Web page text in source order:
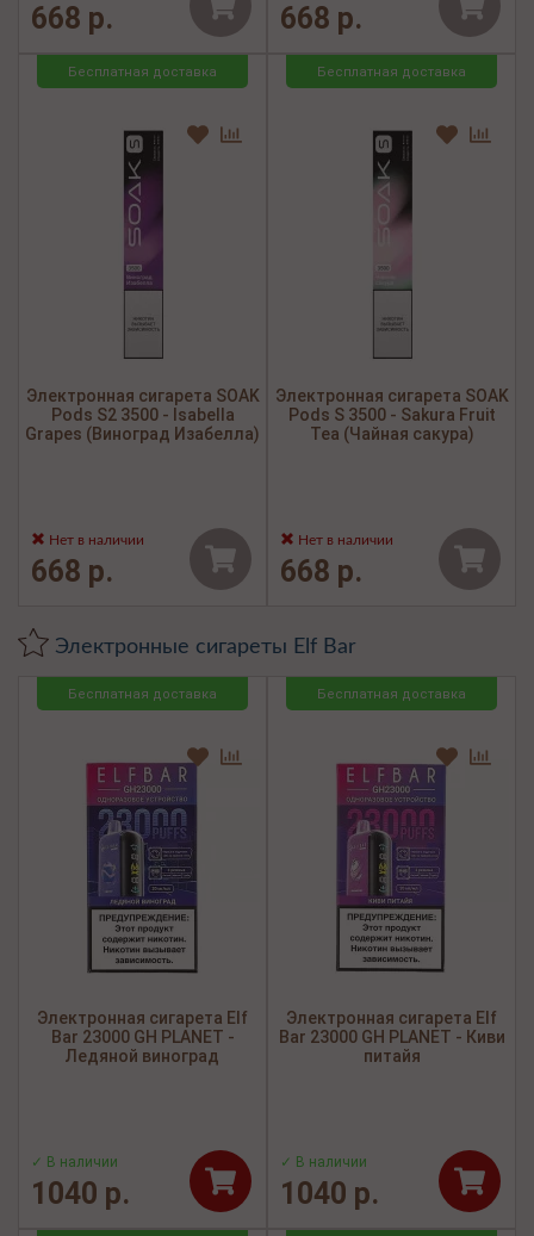
668 р. 668 р.
Бесплатная доставка
Электронная сигарета SOAK
Pods S2 3500 - Isabella
Grapes (Виноград Изабелла)
Нет в наличии
668 р.
Бесплатная доставка
Электронная сигарета SOAK
Pods S 3500 - Sakura Fruit
Tea (Чайная сакура)
Нет в наличии
668 р.
Электронные сигареты Elf Bar
Бесплатная доставка
Электронная сигарета Elf
Bar 23000 GH PLANET -
Ледяной виноград
✓ В наличии
1040 р.
Бесплатная доставка
Электронная сигарета Elf
Bar 23000 GH PLANET - Киви
питайя
✓ В наличии
1040 р.